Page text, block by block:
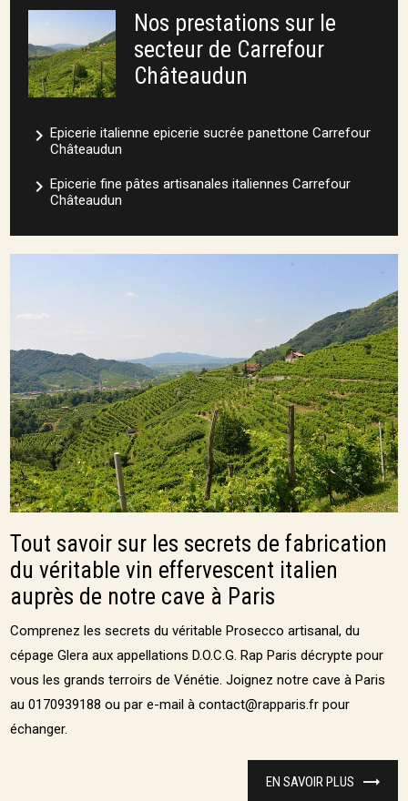
Nos prestations sur le
secteur de Carrefour
Châteaudun
navigate_nextEpicerie italienne epicerie sucrée panettone Carrefour
Châteaudun
navigate_nextEpicerie fine pâtes artisanales italiennes Carrefour
Châteaudun
Tout savoir sur les secrets de fabrication
du véritable vin effervescent italien
auprès de notre cave à Paris
Comprenez les secrets du véritable Prosecco artisanal, du
cépage Glera aux appellations D.O.C.G. Rap Paris décrypte pour
vous les grands terroirs de Vénétie. Joignez notre cave à Paris
au 0170939188 ou par e-mail à contact@rapparis.fr pour
échanger.
EN SAVOIR PLUS